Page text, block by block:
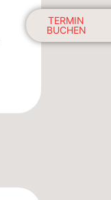
TERMIN
BUCHEN